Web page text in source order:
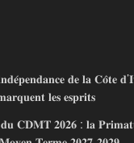
𝐝𝐞 𝐥𝐚 𝐂𝐨̂𝐭𝐞
𝐥𝐞𝐬 𝐞𝐬𝐩𝐫𝐢𝐭𝐬
𝐂𝐃𝐌𝐓 𝟐𝟎𝟐𝟔 : 𝐥𝐚